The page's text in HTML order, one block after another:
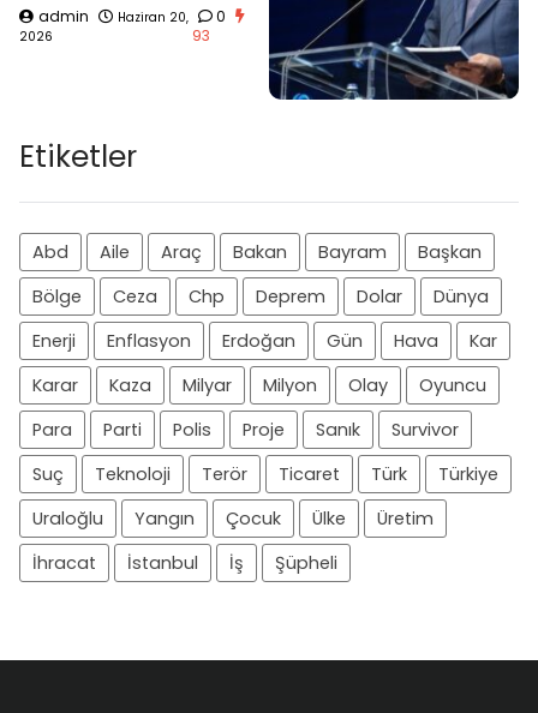
admin
Haziran 20,
2026
0
93
Etiketler
Abd Aile Araç Bakan Bayram
Başkan
Bölge
Ceza Chp Deprem Dolar
Dünya
Enerji
Enflasyon Erdoğan Gün Hava
Kar
Karar
Kaza Milyar Milyon Olay
Oyuncu
Para
Parti Polis Proje Sanık
Survivor
Suç
Teknoloji Terör Ticaret Türk
Türkiye
Uraloğlu
Yangın Çocuk Ülke
Üretim
İhracat
İstanbul İş Şüpheli